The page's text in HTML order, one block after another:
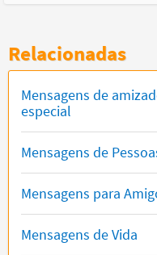
Relacionadas
Mensagens de
especial
Mensagens de
Mensagens para
Mensagens de Vida